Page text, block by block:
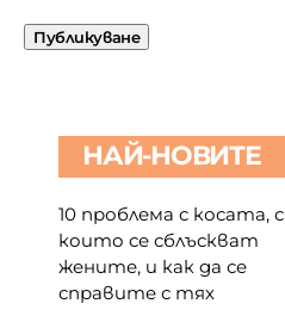
НАЙ-НОВИТЕ
10 проблема с косата, с
които се сблъскват
жените, и как да се
справите с тях